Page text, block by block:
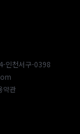
인천서구-0398
약관